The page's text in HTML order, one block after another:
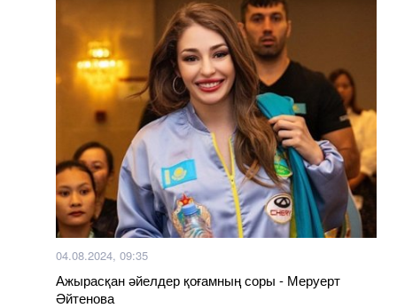
04.08.2024, 09:35
Ажырасқан әйелдер қоғамның соры - Меруерт
Әйтенова